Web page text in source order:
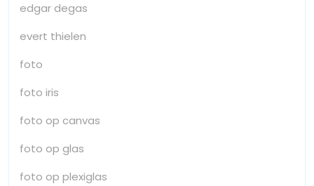
edgar degas
evert thielen
foto
foto iris
foto op canvas
foto op glas
foto op plexiglas